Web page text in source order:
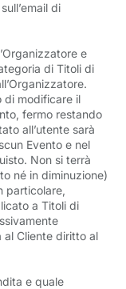
di
e
di Titoli di
di modificare il
fermo restando
all’utente sarà
Evento e nel
Non si terrà
né in diminuzione)
particolare,
a Titoli di
al Cliente diritto al
e quale